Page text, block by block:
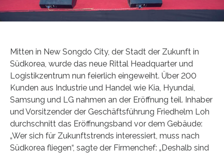
Mitten in New Songdo City, der Stadt der Zukunft in
Südkorea, wurde das neue Rittal Headquarter und
Logistikzentrum nun feierlich eingeweiht. Über 200
Kunden aus Industrie und Handel wie Kia, Hyundai,
Samsung und LG nahmen an der Eröffnung teil. Inhaber
und Vorsitzender der Geschäftsführung Friedhelm Loh
durchschnitt das Eröffnungsband vor dem Gebäude:
„Wer sich für Zukunftstrends interessiert, muss nach
Südkorea fliegen“, sagte der Firmenchef: „Deshalb sind